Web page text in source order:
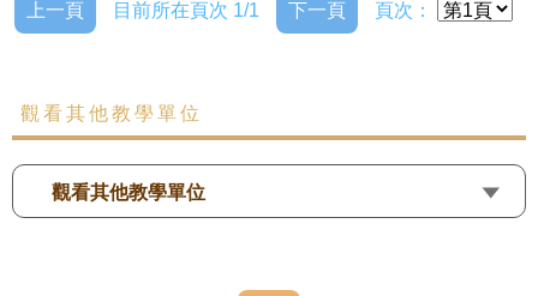
上一頁 目前所在頁次 1/1 下一頁 頁次：
觀看其他教學單位
觀看其他教學單位